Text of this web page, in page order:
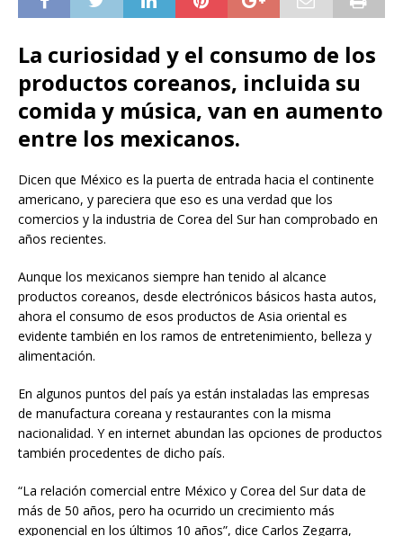
La curiosidad y el consumo de los
productos coreanos, incluida su
comida y música, van en aumento
entre los mexicanos.
Dicen que México es la puerta de entrada hacia el continente
americano, y pareciera que eso es una verdad que los
comercios y la industria de Corea del Sur han comprobado en
años recientes.
Aunque los mexicanos siempre han tenido al alcance
productos coreanos, desde electrónicos básicos hasta autos,
ahora el consumo de esos productos de Asia oriental es
evidente también en los ramos de entretenimiento, belleza y
alimentación.
En algunos puntos del país ya están instaladas las empresas
de manufactura coreana y restaurantes con la misma
nacionalidad. Y en internet abundan las opciones de productos
también procedentes de dicho país.
“La relación comercial entre México y Corea del Sur data de
más de 50 años, pero ha ocurrido un crecimiento más
exponencial en los últimos 10 años”, dice Carlos Zegarra,